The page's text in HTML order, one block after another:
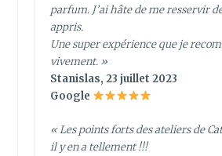
parfum. J’ai hâte de me resservir
appris.
Une super expérience que je
vivement. »
Stanislas, 23 juillet 2023
Google
« Les points forts des ateliers de
il y en a tellement !!!